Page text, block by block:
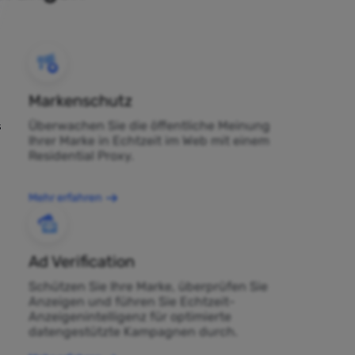
Markenschutz
Überwachen Sie die öffentliche Meinung
Ihrer Marke in Echtzeit im Web mit einem
Residential Proxy.
Mehr erfahren
Ad Verification
Schützen Sie Ihre Marke, überprüfen Sie
Anzeigen und führen Sie Echtzeit-
Anzeigenintelligenz für optimierte
datengestützte Kampagnen durch.